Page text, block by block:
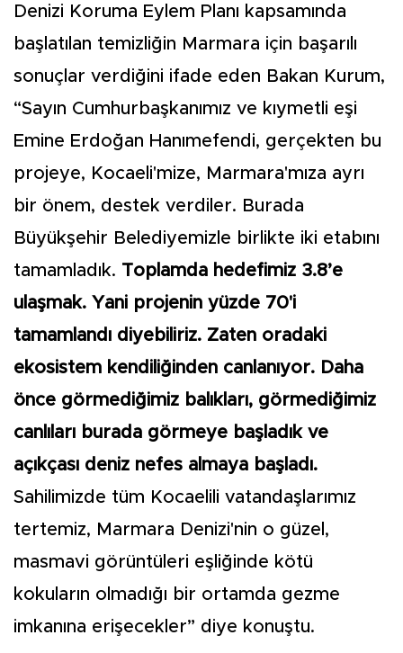
Denizi Koruma Eylem Planı kapsamında
başlatılan temizliğin Marmara için başarılı
sonuçlar verdiğini ifade eden Bakan Kurum,
“Sayın Cumhurbaşkanımız ve kıymetli eşi
Emine Erdoğan Hanımefendi, gerçekten bu
projeye, Kocaeli'mize, Marmara'mıza ayrı
bir önem, destek verdiler. Burada
Büyükşehir Belediyemizle birlikte iki etabını
tamamladık. Toplamda hedefimiz 3.8’e
ulaşmak. Yani projenin yüzde 70'i
tamamlandı diyebiliriz. Zaten oradaki
ekosistem kendiliğinden canlanıyor. Daha
önce görmediğimiz balıkları, görmediğimiz
canlıları burada görmeye başladık ve
açıkçası deniz nefes almaya başladı.
Sahilimizde tüm Kocaelili vatandaşlarımız
tertemiz, Marmara Denizi'nin o güzel,
masmavi görüntüleri eşliğinde kötü
kokuların olmadığı bir ortamda gezme
imkanına erişecekler” diye konuştu.